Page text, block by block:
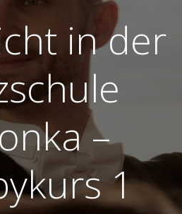
in der
–
1